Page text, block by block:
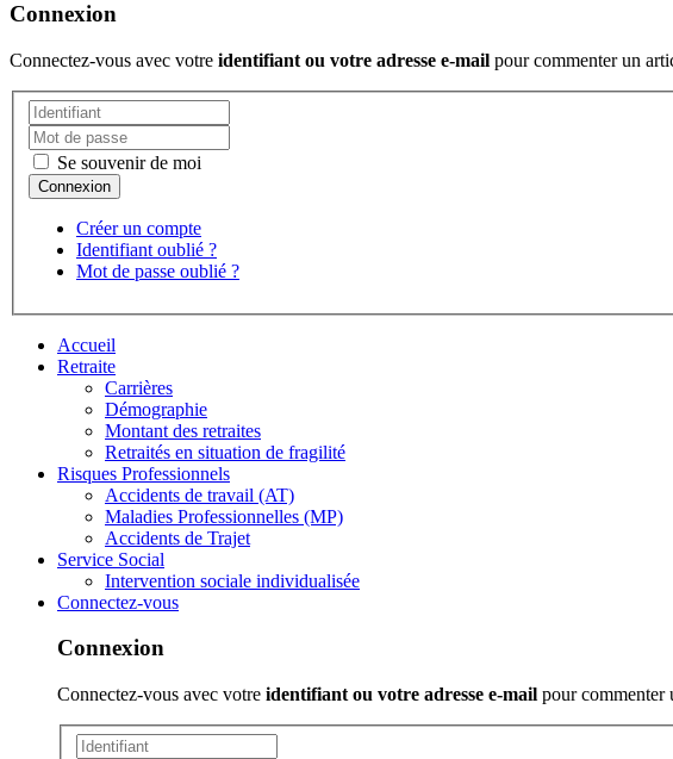
Connexion
Connectez-vous avec votre identifiant ou votre adresse e-mail pour commenter un
Se souvenir de moi
Créer un compte
Identifiant oublié ?
Mot de passe oublié ?
Accueil
Retraite
Carrières
Démographie
Montant des retraites
Retraités en situation de fragilité
Risques Professionnels
Accidents de travail (AT)
Maladies Professionnelles (MP)
Accidents de Trajet
Service Social
Intervention sociale individualisée
Connectez-vous
Connexion
Connectez-vous avec votre identifiant ou votre adresse e-mail pour commenter